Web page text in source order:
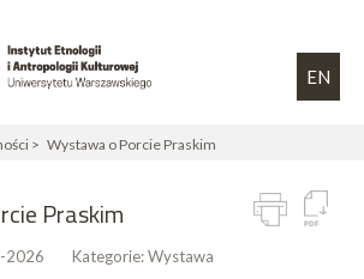
EN
> Wystawa o Porcie Praskim
Praskim
2026 Kategorie:Wystawa